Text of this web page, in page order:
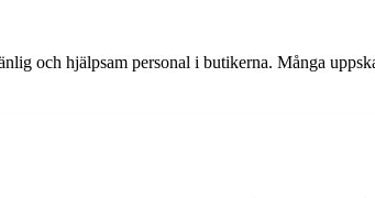
och hjälpsam personal i butikerna. Många